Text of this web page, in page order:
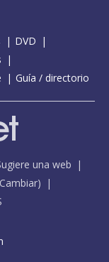
DVD
Guía / directorio
una web
Cambiar)